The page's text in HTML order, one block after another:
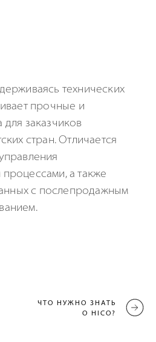
технических
прочные и
заказчиков
стран. Отличается
а также
с послепродажным
ЧТО НУЖНО ЗНАТЬ
О HICO?